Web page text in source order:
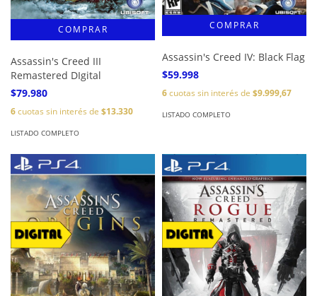
Assassin's Creed III
Remastered DIgital
$79.980
6cuotas sin interés de $13.330
LISTADO COMPLETO
Assassin's Creed IV: Black Flag
$59.998
6cuotas sin interés de $9.999,67
LISTADO COMPLETO